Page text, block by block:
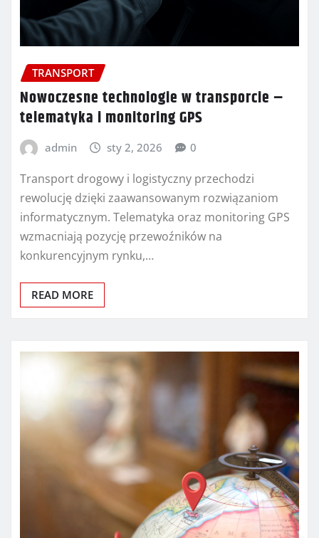
TRANSPORT
Nowoczesne technologie w transporcie –
telematyka i monitoring GPS
admin sty 2, 2026 0
Transport drogowy i logistyczny przechodzi
rewolucję dzięki zaawansowanym rozwiązaniom
informatycznym. Telematyka oraz monitoring GPS
wzmacniają pozycję przewoźników na
konkurencyjnym rynku,…
READ MORE